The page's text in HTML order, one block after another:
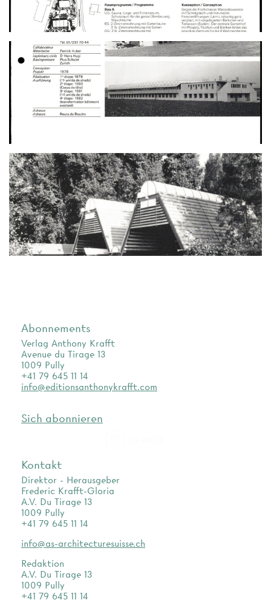
Abonnements
Verlag Anthony Krafft
Avenue du Tirage 13
1009 Pully
+41 79 645 11 14
info@editionsanthonykrafft.com
Sich abonnieren
Kontakt
Direktor - Herausgeber
Frederic Krafft-Gloria
A.V. Du Tirage 13
1009 Pully
+41 79 645 11 14
info@as-architecturesuisse.ch
Redaktion
A.V. Du Tirage 13
1009 Pully
+41 79 645 11 14